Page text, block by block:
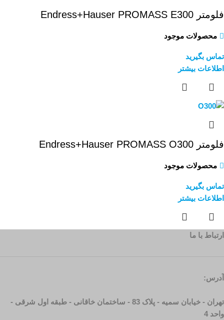
فلومتر Endress+Hauser PROMASS E300
محصولات موجود
تماس بگیرید
اطلاعات بیشتر
فلومتر Endress+Hauser PROMASS O300
محصولات موجود
تماس بگیرید
اطلاعات بیشتر
ارتباط با ما
آدرس:
تهران - خیابان سمیه - پلاک 83 - ساختمان خاقانی - طبقه اول شرقی -
واحد 4